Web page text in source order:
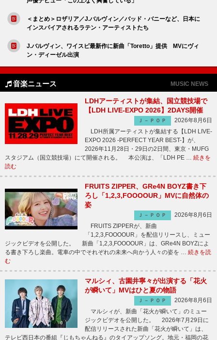
＜まとめ＞ロザリア／J.バルヴィン／バッド・バニーなど、日本に
インスパイアされるラテン・アーティストたち
J.バルヴィン、ワイスピ最新作に新曲「Toretto」提供 MVにヴィ
ン・ディーゼル出演
音楽ニュース MUSIC NEWS
LDHアーティストが集結、国立競技場で
【LDH LIVE-EXPO 2026】2DAYS開催
Ｊ－ＰＯＰ
2026年8月6日
LDH所属アーティストが集結する【LDH LIVE-
EXPO 2026 -PERFECT YEAR BEST-】が、
2026年11月28日・29日の2日間、東京・MUFG
スタジアム（国立競技場）にて開催される。 本公演は、「LDH PE … 続きを
読む
FRUITS ZIPPER、GRe4N BOYZ書き下
ろし「1,2,3,FOOOOUR」MVに自然体の
姿
Ｊ－ＰＯＰ
2026年8月6日
FRUITS ZIPPERが、新曲
「1,2,3,FOOOOUR」を配信リリースし、ミュー
ジックビデオを公開した。 新曲「1,2,3,FOOOOUR」は、GRe4N BOYZによ
る書き下ろし楽曲。電車の中でそれぞれの未来へ向かう人々の姿を … 続きを読
む
マルシィ、古園井寧々が出演する「花火
が瞬いて」MVはひと夏の物語
Ｊ－ＰＯＰ
2026年8月6日
マルシィが、新曲「花火が瞬いて」のミュー
ジックビデオを公開した。 2026年7月29日に
配信リリースされた新曲「花火が瞬いて」は、
テレビ西日本の番組『じもちゃんねる』のタイアップソング。地元・福岡の花